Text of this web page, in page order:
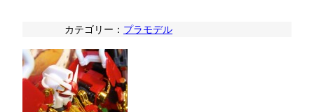
カテゴリー： プラモデル